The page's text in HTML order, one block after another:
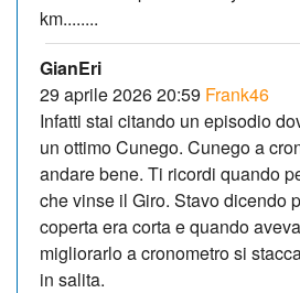
km........
GianEri
29 aprile 2026 20:59 Frank46
Infatti stai citando un episodio
un ottimo Cunego. Cunego a
andare bene. Ti ricordi quando
che vinse il Giro. Stavo dicendo
coperta era corta e quando
migliorarlo a cronometro si
in salita.